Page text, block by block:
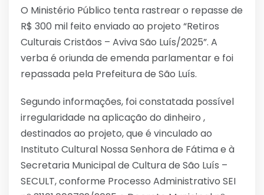
O Ministério Público tenta rastrear o repasse de
R$ 300 mil feito enviado ao projeto “Retiros
Culturais Cristãos – Aviva São Luís/2025”. A
verba é oriunda de emenda parlamentar e foi
repassada pela Prefeitura de São Luís.
Segundo informações, foi constatada possível
irregularidade na aplicação do dinheiro ,
destinados ao projeto, que é vinculado ao
Instituto Cultural Nossa Senhora de Fátima e à
Secretaria Municipal de Cultura de São Luís –
SECULT, conforme Processo Administrativo SEI